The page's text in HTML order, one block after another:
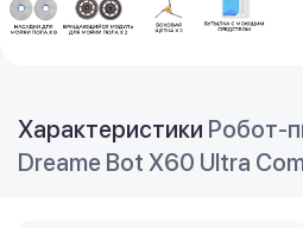
Характеристики Робот-
Dreame Bot X60 Ultra